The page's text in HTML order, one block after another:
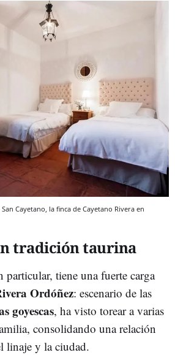
Cayetano, la finca de Cayetano Rivera en
tradición taurina
particular, tiene una fuerte carga
Ordóñez: escenario de las
goyescas, ha visto torear a varias
consolidando una relación
linaje y la ciudad.